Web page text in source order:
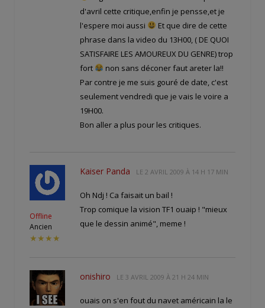
d'avril cette critique,enfin je pensse,et je
l'espere moi aussi
Et que dire de cette
phrase dans la video du 13H00, ( DE QUOI
SATISFAIRE LES AMOUREUX DU GENRE) trop
fort
non sans déconer faut areter la!!
Par contre je me suis gouré de date, c'est
seulement vendredi que je vais le voire a
19H00.
Bon aller a plus pour les critiques.
Offline
Ancien
★★★★
Kaiser Panda LE 2 AVRIL 2009 À 14 H 17 MIN
Oh Ndj ! Ca faisait un bail !
Trop comique la vision TF1 ouaip ! "mieux
que le dessin animé", meme !
onishiro LE 3 AVRIL 2009 À 21 H 24 MIN
ouais on s'en fout du navet américain la le